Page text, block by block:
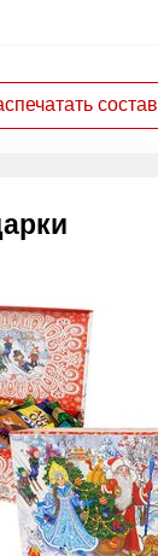
состав